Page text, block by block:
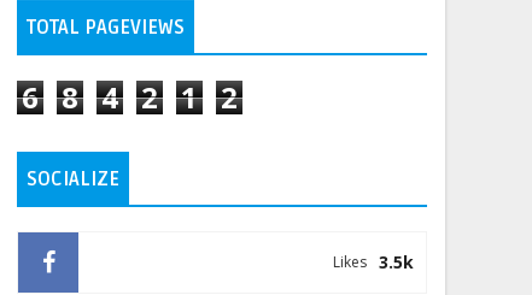
TOTAL PAGEVIEWS
6 8 4 2 1 2
SOCIALIZE
3.5k
Likes